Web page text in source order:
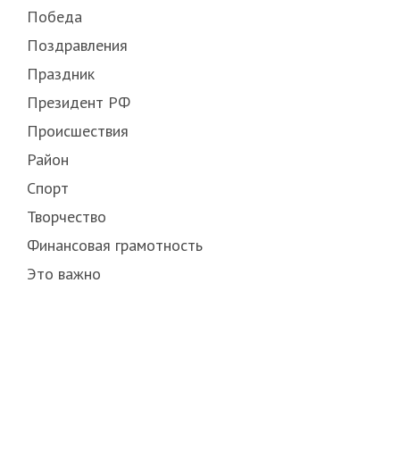
Победа
Поздравления
Праздник
Президент РФ
Происшествия
Район
Спорт
Творчество
Финансовая грамотность
Это важно